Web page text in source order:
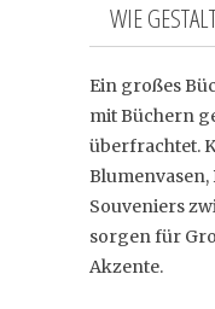
WIE
Ein großes
mit Büchern
überfrachtet.
Blumenvasen,
Souveniers
sorgen für
Akzente.